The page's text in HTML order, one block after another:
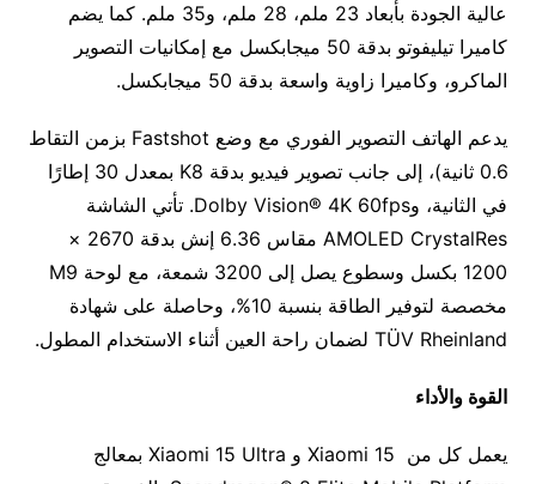
عالية الجودة بأبعاد 23 ملم، 28 ملم، و35 ملم. كما يضم
كاميرا تيليفوتو بدقة 50 ميجابكسل مع إمكانيات التصوير
الماكرو، وكاميرا زاوية واسعة بدقة 50 ميجابكسل.
يدعم الهاتف التصوير الفوري مع وضع Fastshot بزمن التقاط
0.6 ثانية)، إلى جانب تصوير فيديو بدقة K8 بمعدل 30 إطارًا
في الثانية، وDolby Vision® 4K 60fps. تأتي الشاشة
AMOLED CrystalRes مقاس 6.36 إنش بدقة 2670 ×
1200 بكسل وسطوع يصل إلى 3200 شمعة، مع لوحة M9
مخصصة لتوفير الطاقة بنسبة 10%، وحاصلة على شهادة
TÜV Rheinland لضمان راحة العين أثناء الاستخدام المطول.
القوة والأداء
يعمل كل من Xiaomi 15 و Xiaomi 15 Ultra بمعالج